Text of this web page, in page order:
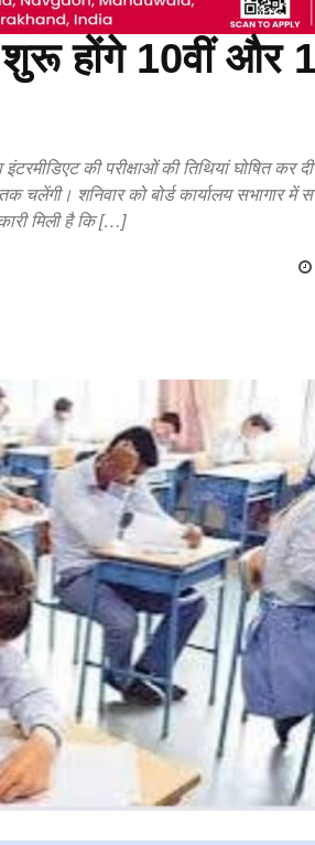
होंगे 10वीं और
इंटरमीडिएट की परीक्षाओं की तिथियां घोषित कर
चलेंगी। शनिवार को बोर्ड कार्यालय सभागार में
मिली है कि […]